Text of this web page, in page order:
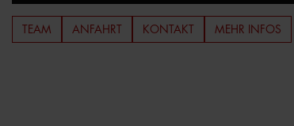
TEAM ANFAHRT KONTAKT MEHR INFOS